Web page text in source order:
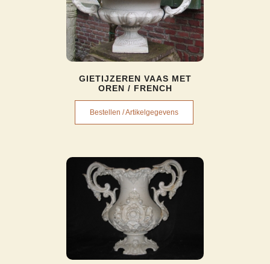
GIETIJZEREN VAAS MET
OREN / FRENCH
Bestellen / Artikelgegevens